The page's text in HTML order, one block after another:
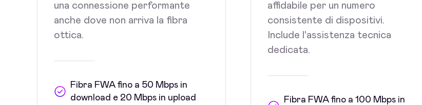
una connessione performante
anche dove non arriva la fibra
ottica.
Fibra FWA fino a 50 Mbps in
download e 20 Mbps in upload
affidabile per un numero
consistente di dispositivi.
Include l'assistenza tecnica
dedicata.
Fibra FWA fino a 100 Mbps in